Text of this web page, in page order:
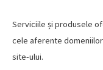
Serviciile și produsele
cele aferente
site-ului.